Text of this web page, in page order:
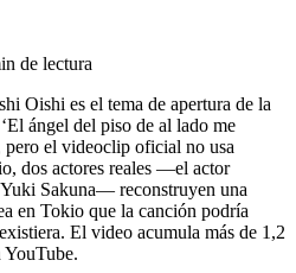
de lectura
Oishi es el tema de apertura de la
ángel del piso de al lado me
pero el videoclip oficial no usa
dos actores reales —el actor
Sakuna— reconstruyen una
en Tokio que la canción podría
El video acumula más de 1,2
YouTube.